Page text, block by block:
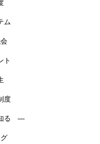
ム
ト
度
る ―